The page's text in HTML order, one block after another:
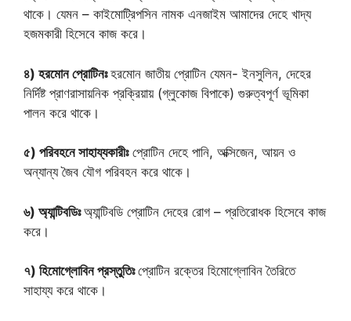
থাকে। যেমন – কাইমোট্রিপসিন নামক এনজাইম আমাদের দেহে খাদ্য
হজমকারী হিসেবে কাজ করে।
৪) হরমোন প্রোটিনঃহরমোন জাতীয় প্রোটিন যেমন- ইনসুলিন, দেহের
নির্দিষ্ট প্রাণরাসায়নিক প্রক্রিয়ায় (গ্লুকোজ বিপাকে) গুরুত্বপূর্ণ ভূমিকা
পালন করে থাকে।
৫) পরিবহনে সাহায্যকারীঃপ্রোটিন দেহে পানি, অক্সিজেন, আয়ন ও
অন্যান্য জৈব যৌগ পরিবহন করে থাকে।
৬) অ্যান্টিবডিঃঅ্যান্টিবডি প্রোটিন দেহের রোগ – প্রতিরোধক হিসেবে কাজ
করে।
৭) হিমোগ্লোবিন প্রস্তুতিঃপ্রোটিন রক্তের হিমোগ্লোবিন তৈরিতে
সাহায্য করে থাকে।